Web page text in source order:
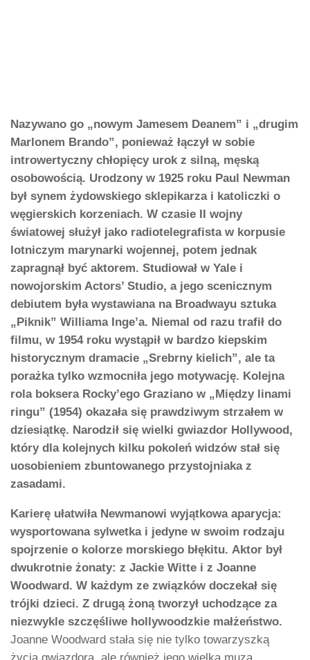
Nazywano go „nowym Jamesem Deanem” i „drugim
Marlonem Brando”, ponieważ łączył w sobie
introwertyczny chłopięcy urok z silną, męską
osobowością. Urodzony w 1925 roku Paul Newman
był synem żydowskiego sklepikarza i katoliczki o
węgierskich korzeniach. W czasie II wojny
światowej służył jako radiotelegrafista w korpusie
lotniczym marynarki wojennej, potem jednak
zapragnął być aktorem. Studiował w Yale i
nowojorskim Actors’ Studio, a jego scenicznym
debiutem była wystawiana na Broadwayu sztuka
„Piknik” Williama Inge’a. Niemal od razu trafił do
filmu, w 1954 roku wystąpił w bardzo kiepskim
historycznym dramacie „Srebrny kielich”, ale ta
porażka tylko wzmocniła jego motywację. Kolejna
rola boksera Rocky’ego Graziano w „Między linami
ringu” (1954) okazała się prawdziwym strzałem w
dziesiątkę. Narodził się wielki gwiazdor Hollywood,
który dla kolejnych kilku pokoleń widzów stał się
uosobieniem zbuntowanego przystojniaka z
zasadami.
Karierę ułatwiła Newmanowi wyjątkowa aparycja:
wysportowana sylwetka i jedyne w swoim rodzaju
spojrzenie o kolorze morskiego błękitu. Aktor był
dwukrotnie żonaty: z Jackie Witte i z Joanne
Woodward. W każdym ze związków doczekał się
trójki dzieci. Z drugą żoną tworzył uchodzące za
niezwykle szczęśliwe hollywoodzkie małżeństwo.
Joanne Woodward stała się nie tylko towarzyszką